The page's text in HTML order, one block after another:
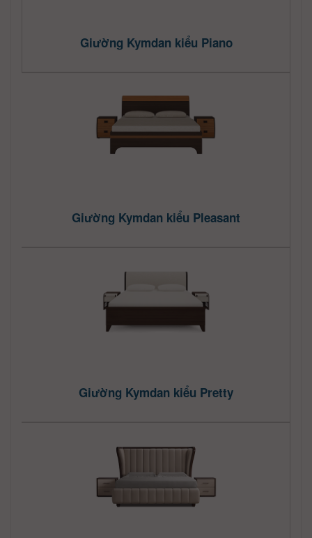
Giường Kymdan kiểu Piano
Giường Kymdan kiểu Pleasant
Giường Kymdan kiểu Pretty